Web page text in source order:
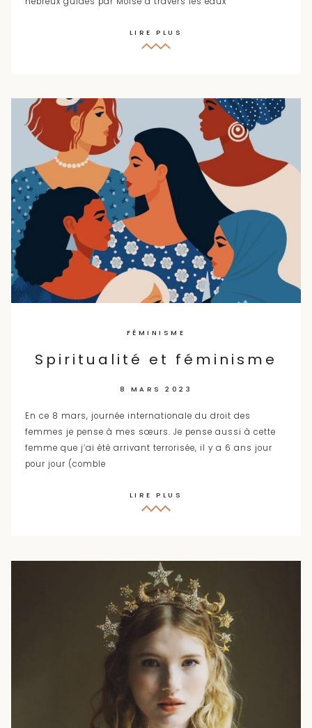
LIRE PLUS
FÉMINISME
Spiritualité et féminisme
8 MARS 2023
En ce 8 mars, journée internationale du droit des
femmes je pense à mes sœurs. Je pense aussi à cette
femme que j’ai été arrivant terrorisée, il y a 6 ans jour
pour jour (comble
LIRE PLUS